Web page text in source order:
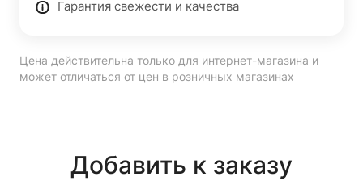
Гарантия свежести и качества
Цена действительна только для интернет-магазина и
может отличаться от цен в розничных магазинах
Добавить к заказу